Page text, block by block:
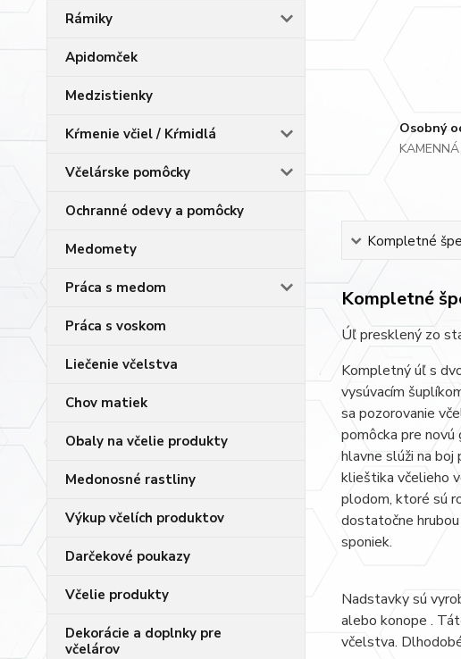
Rámiky
Apidomček
Medzistienky
Kŕmenie včiel / Kŕmidlá
Včelárske pomôcky
Ochranné odevy a pomôcky
Medomety
Práca s medom
Práca s voskom
Liečenie včelstva
Chov matiek
Obaly na včelie produkty
Medonosné rastliny
Výkup včelích produktov
Darčekové poukazy
Včelie produkty
Dekorácie a doplnky pre
včelárov
Osobný
Kompletné
Kompletné
Úľ presklený zo
Kompletný úľ s
vysúvacím
sa pozorovanie
pomôcka pre
hlavne slúži na
klieštika včelieho
plodom, ktoré sú
dostatočne
sponiek.
Nadstavky sú
alebo konope .
včelstva.